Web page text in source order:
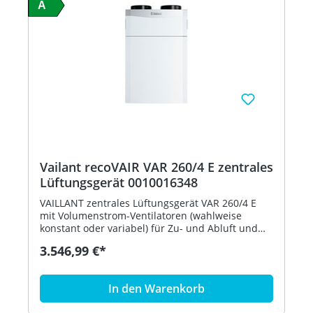
A
Vailant recoVAIR VAR 260/4 E zentrales
Lüftungsgerät 0010016348
VAILLANT zentrales Lüftungsgerät VAR 260/4 E
mit Volumenstrom-Ventilatoren (wahlweise
konstant oder variabel) für Zu- und Abluft und
und Ent- lüftung von Wohnungen und
Bessere Luftqualität durch Agua-Care plus -
Serienmäßig integrierter Enthalpie-
Kreuzgegenstrom-Wärmetauscher mit
3.546,99 €*
In den Warenkorb